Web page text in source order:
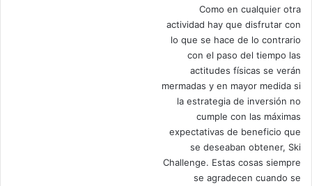
Como en cualquier otra
actividad hay que disfrutar con
lo que se hace de lo contrario
con el paso del tiempo las
actitudes físicas se verán
mermadas y en mayor medida si
la estrategia de inversión no
cumple con las máximas
expectativas de beneficio que
se deseaban obtener, Ski
Challenge. Estas cosas siempre
se agradecen cuando se